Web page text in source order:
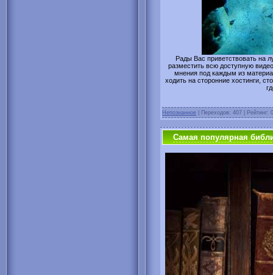
Рады Вас приветствовать
разместить всю доступную
мнения под каждым из
ходить на сторонние хостинги,
Непознанное | Переходов: 407 |
Самая популярная